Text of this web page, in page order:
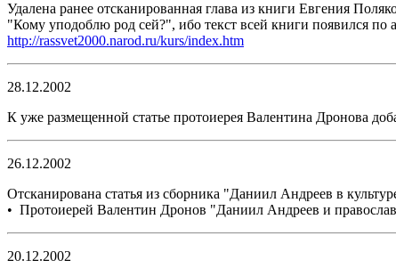
Удалена ранее отсканированная глава из книги Евгения
"Кому уподоблю род сей?", ибо текст всей книги появился по
http://rassvet2000.narod.ru/kurs/index.htm
28.12.2002
К уже размещенной статье протоиерея Валентина Дронова
26.12.2002
Отсканирована статья из сборника "Даниил Андреев в
• Протоиерей Валентин Дронов "Даниил Андреев и
20.12.2002